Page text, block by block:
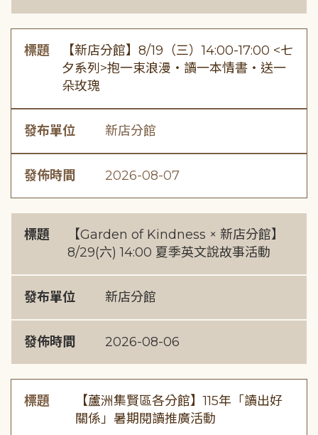
標題
【新店分館】8/19（三）14:00-17:00 <七
夕系列>抱一束浪漫・讀一本情書・送一
朵玫瑰
發布單位 新店分館
發佈時間 2026-08-07
標題
【Garden of Kindness × 新店分館】
8/29(六) 14:00 夏季英文說故事活動
發布單位 新店分館
發佈時間 2026-08-06
標題
【蘆洲集賢區各分館】115年「讀出好
關係」暑期閱讀推廣活動